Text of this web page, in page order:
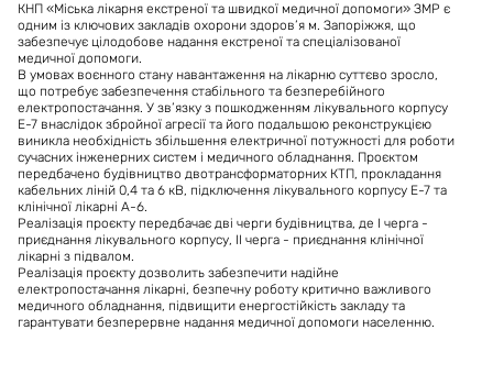
КНП «Міська лікарня екстреної та швидкої медичної допомоги» ЗМР є
одним із ключових закладів охорони здоров’я м. Запоріжжя, що
забезпечує цілодобове надання екстреної та спеціалізованої
медичної допомоги.
В умовах воєнного стану навантаження на лікарню суттєво зросло,
що потребує забезпечення стабільного та безперебійного
електропостачання. У зв’язку з пошкодженням лікувального корпусу
Е-7 внаслідок збройної агресії та його подальшою реконструкцією
виникла необхідність збільшення електричної потужності для роботи
сучасних інженерних систем і медичного обладнання. Проєктом
передбачено будівництво двотрансформаторних КТП, прокладання
кабельних ліній 0,4 та 6 кВ, підключення лікувального корпусу Е-7 та
клінічної лікарні А-6.
Реалізація проєкту передбачає дві черги будівництва, де І черга -
приєднання лікувального корпусу, ІІ черга - приєднання клінічної
лікарні з підвалом.
Реалізація проєкту дозволить забезпечити надійне
електропостачання лікарні, безпечну роботу критично важливого
медичного обладнання, підвищити енергостійкість закладу та
гарантувати безперервне надання медичної допомоги населенню.